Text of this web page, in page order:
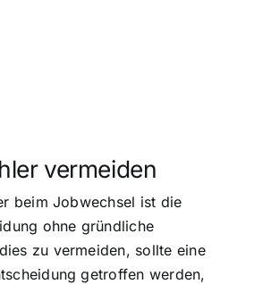
vermeiden
beim Jobwechsel ist die
ohne gründliche
zu vermeiden, sollte eine
getroffen werden,